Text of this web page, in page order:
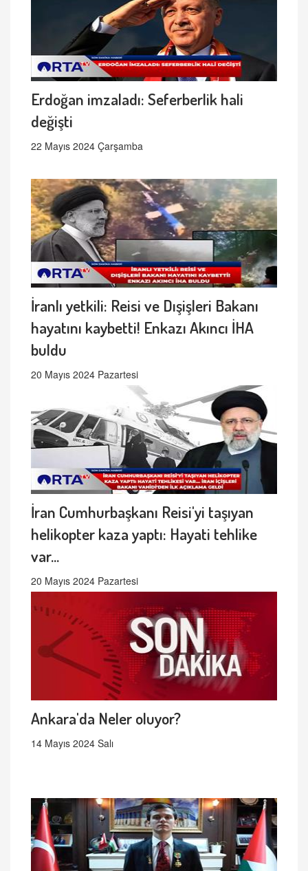
Erdoğan imzaladı: Seferberlik hali
değişti
22 Mayıs 2024 Çarşamba
İranlı yetkili: Reisi ve Dışişleri Bakanı
hayatını kaybetti! Enkazı Akıncı İHA
buldu
20 Mayıs 2024 Pazartesi
İran Cumhurbaşkanı Reisi'yi taşıyan
helikopter kaza yaptı: Hayati tehlike
var...
20 Mayıs 2024 Pazartesi
Ankara'da Neler oluyor?
14 Mayıs 2024 Salı